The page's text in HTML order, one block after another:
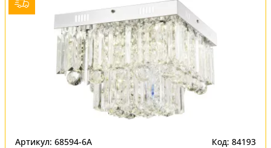
Артикул: 68594-6A Код: 84193